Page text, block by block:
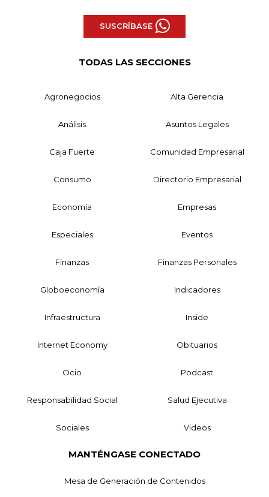
SUSCRÍBASE
TODAS LAS SECCIONES
Agronegocios Alta Gerencia
Análisis Asuntos Legales
Caja Fuerte Comunidad Empresarial
Consumo Directorio Empresarial
Economía Empresas
Especiales Eventos
Finanzas Finanzas Personales
Globoeconomía Indicadores
Infraestructura Inside
Internet Economy Obituarios
Ocio Podcast
Responsabilidad Social Salud Ejecutiva
Sociales Videos
MANTÉNGASE CONECTADO
Mesa de Generación de Contenidos